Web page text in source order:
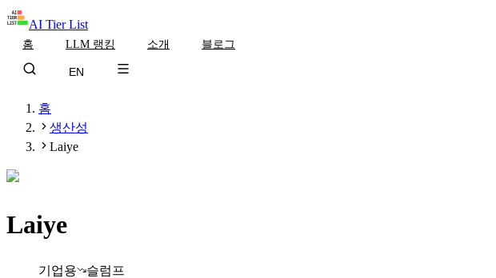
AI Tier List
홈 LLM 랭킹 소개 블로그
EN
홈
생산성
Laiye
Laiye
기업용 슬럼프